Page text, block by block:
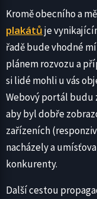
Kromě obecního a
plakátůje
řadě bude vhodné
plánem rozvozu a
si lidé mohli u vás
Webový portál
aby byl dobře
zařízeních
nacházely a
konkurenty.
Další cestou